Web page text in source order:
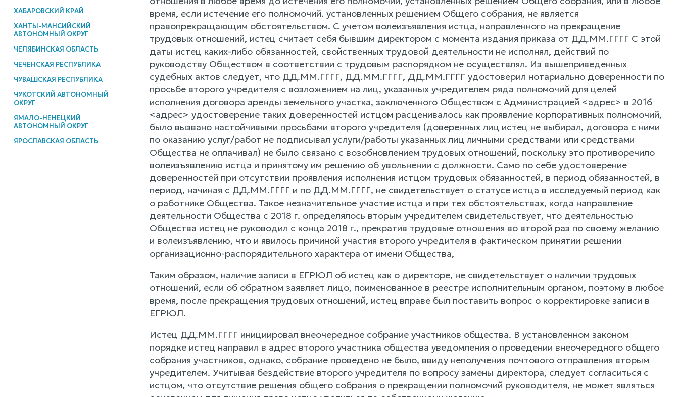
ХАБАРОВСКИЙ КРАЙ
ХАНТЫ-МАНСИЙСКИЙ
АВТОНОМНЫЙ ОКРУГ
ЧЕЛЯБИНСКАЯ ОБЛАСТЬ
ЧЕЧЕНСКАЯ РЕСПУБЛИКА
ЧУВАШСКАЯ РЕСПУБЛИКА
ЧУКОТСКИЙ АВТОНОМНЫЙ
ОКРУГ
ЯМАЛО-НЕНЕЦКИЙ
АВТОНОМНЫЙ ОКРУГ
ЯРОСЛАВСКАЯ ОБЛАСТЬ
время, если истечение его полномочий. установленных решением Общего собрания, не является
правопрекращающим обстоятельством. С учетом волеизъявления истца, направленного на прекращение
трудовых отношений, истец считает себя бывшим директором с момента издания приказа от ДД.ММ.ГГГГ С этой
даты истец каких-либо обязанностей, свойственных трудовой деятельности не исполнял, действий по
руководству Обществом в соответствии с трудовым распорядком не осуществлял. Из вышеприведенных
судебных актов следует, что ДД.ММ.ГГГГ, ДД.ММ.ГГГГ, ДД.ММ.ГГГГ удостоверил нотариально доверенности по
просьбе второго учредителя с возложением на лиц, указанных учредителем ряда полномочий для целей
исполнения договора аренды земельного участка, заключенного Обществом с Администрацией <адрес> в 2016
<адрес> удостоверение таких доверенностей истцом расценивалось как проявление корпоративных полномочий,
было вызвано настойчивыми просьбами второго учредителя (доверенных лиц истец не выбирал, договора с ними
по оказанию услуг/работ не подписывал услуги/работы указанных лиц личными средствами или средствами
Общества не оплачивал) не было связано с возобновлением трудовых отношений, поскольку это противоречило
волеизъявлению истца и принятому им решению об увольнении с должности. Само по себе удостоверение
доверенностей при отсутствии проявления исполнения истцом трудовых обязанностей, в период обязанностей, в
период, начиная с ДД.ММ.ГГГГ и по ДД.ММ.ГГГГ, не свидетельствует о статусе истца в исследуемый период как
о работнике Общества. Такое незначительное участие истца и при тех обстоятельствах, когда направление
деятельности Общества с 2018 г. определялось вторым учредителем свидетельствует, что деятельностью
Общества истец не руководил с конца 2018 г., прекратив трудовые отношения во второй раз по своему желанию
и волеизъявлению, что и явилось причиной участия второго учредителя в фактическом принятии решении
организационно-распорядительного характера от имени Общества,
Таким образом, наличие записи в ЕГРЮЛ об истец как о директоре, не свидетельствует о наличии трудовых
отношений, если об обратном заявляет лицо, поименованное в реестре исполнительным органом, поэтому в любое
время, после прекращения трудовых отношений, истец вправе был поставить вопрос о корректировке записи в
ЕГРЮЛ.
Истец ДД.ММ.ГГГГ инициировал внеочередное собрание участников общества. В установленном законом
порядке истец направил в адрес второго участника общества уведомления о проведении внеочередного общего
собрания участников, однако, собрание проведено не было, ввиду неполучения почтового отправления вторым
учредителем. Учитывая бездействие второго учредителя по вопросу замены директора, следует согласиться с
истцом, что отсутствие решения общего собрания о прекращении полномочий руководителя, не может являться